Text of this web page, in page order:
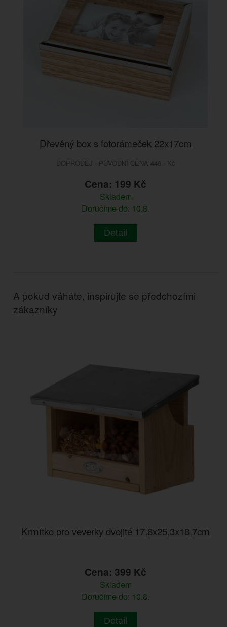
Dřevěný box s fotorámeček 22x17cm
DOPRODEJ - PŮVODNÍ CENA 446.- Kč
Cena: 199 Kč
Skladem
Doručíme do: 10.8.
Detail
A pokud váháte, inspirujte se předchozími
zákazníky
Krmítko pro veverky dvojité 17,6x25,3x18,7cm
Cena: 399 Kč
Skladem
Doručíme do: 10.8.
Detail